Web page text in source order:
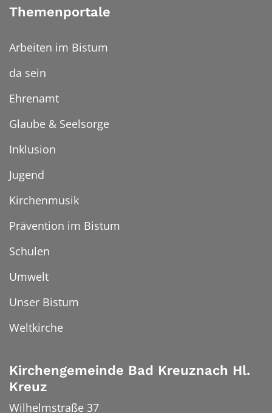
Themenportale
Arbeiten im Bistum
da sein
Ehrenamt
Glaube & Seelsorge
Inklusion
Jugend
Kirchenmusik
Prävention im Bistum
Schulen
Umwelt
Unser Bistum
Weltkirche
Kirchengemeinde Bad Kreuznach Hl.
Kreuz
Wilhelmstraße 37